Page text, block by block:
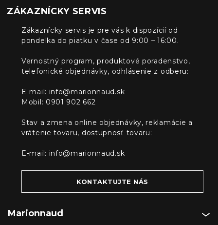
ZÁKAZNÍCKY SERVIS
Zákaznícky servis je pre vás k dispozícií od
pondelka do piatku v čase od 9:00 – 16:00.
Vernostný program, produktové poradenstvo,
telefonické objednávky, odhlásenie z odberu:
E-mail: info@marionnaud.sk
Mobil: 0901 902 662
Stav a zmena online objednávky, reklamácie a
vrátenie tovaru, dostupnosť tovaru:
E-mail: info@marionnaud.sk
KONTAKTUJTE NÁS
Marionnaud